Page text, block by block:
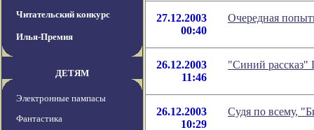
Читательский конкурс
Илья-Премия
ДЕТЯМ
Электронные пампасы
Фантастика
27.12.2003
00:40
Очередная
26.12.2003
11:46
"Синий рассказ"
26.12.2003
10:29
Судя по всему,